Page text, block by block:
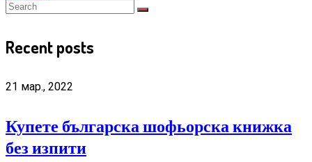
Recent posts
21 мар., 2022
Купете българска шофьорска книжка
без изпити